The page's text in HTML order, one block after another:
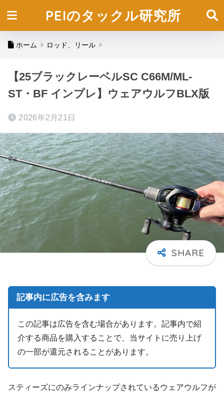
PEIのタックル研究所
ホーム ロッド、リール
【25ブラックレーベルSC C66M/ML-
ST・BF インプレ】ウェアウルフBLX版
2026年2月21日
記事内に広告を含みます
この記事は広告を含む場合があります。記事内で紹
介する商品を購入することで、当サイトに売り上げ
の一部が還元されることがあります。
スティーズにのみラインナップされているウェアウルフが